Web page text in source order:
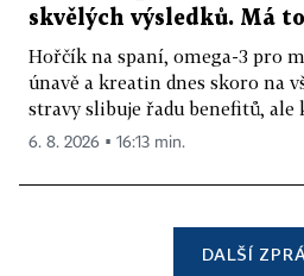
skvělých výsledků. Má
Hořčík na spaní, omega-3 pro
únavě a kreatin dnes skoro na
stravy slibuje řadu benefitů, ale
6. 8. 2026 ▪ 16:13 min.
DALŠÍ